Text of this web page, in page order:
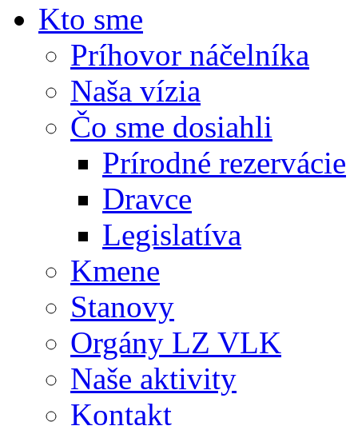
Kto sme
Príhovor náčelníka
Naša vízia
Čo sme dosiahli
Prírodné rezervácie
Dravce
Legislatíva
Kmene
Stanovy
Orgány LZ VLK
Naše aktivity
Kontakt